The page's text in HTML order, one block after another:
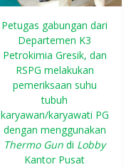
Petugas gabungan dari
Departemen K3
Petrokimia Gresik, dan
RSPG melakukan
pemeriksaan suhu
tubuh
karyawan/karyawati PG
dengan menggunakan
Thermo Gun di Lobby
Kantor Pusat